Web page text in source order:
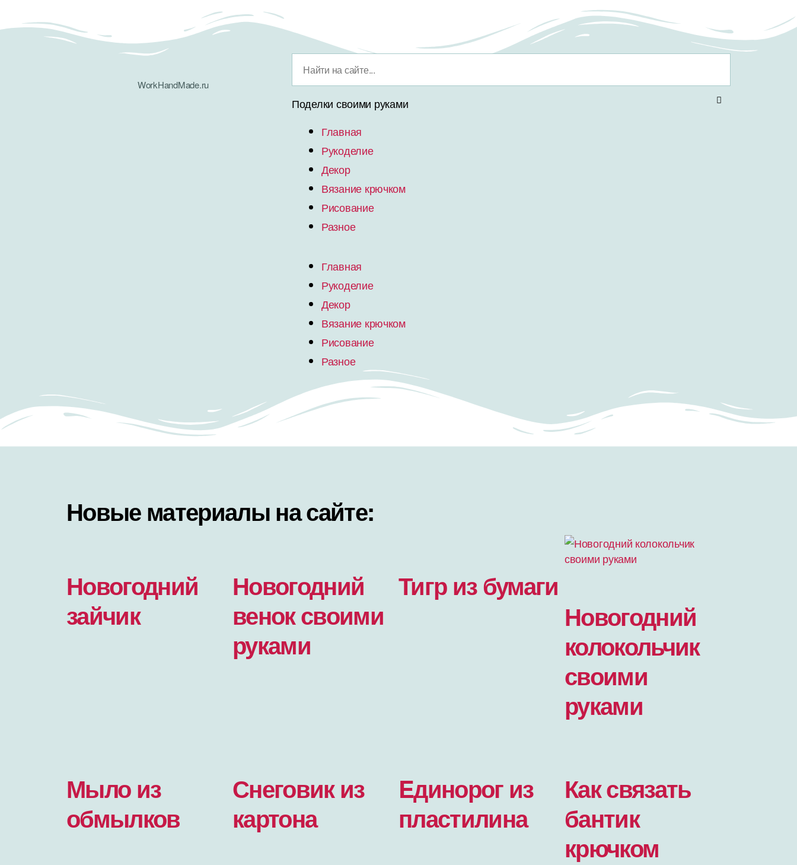
WorkHandMade.ru
Поделки своими руками
Главная
Рукоделие
Декор
Вязание крючком
Рисование
Разное
Главная
Рукоделие
Декор
Вязание крючком
Рисование
Разное
Новые материалы на сайте:
Новогодний
зайчик
Новогодний
венок своими
руками
Тигр из бумаги
Новогодний
колокольчик
своими
руками
Мыло из
обмылков
Снеговик из
картона
Eдинорог из
пластилина
Как связать
бантик
крючком